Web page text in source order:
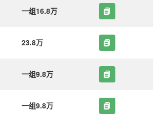
一组16.8万
23.8万
一组9.8万
一组9.8万